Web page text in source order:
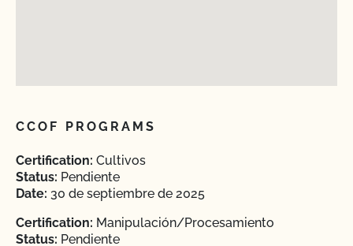
CCOF PROGRAMS
Certification: Cultivos
Status: Pendiente
Date: 30 de septiembre de 2025
Certification: Manipulación/Procesamiento
Status: Pendiente